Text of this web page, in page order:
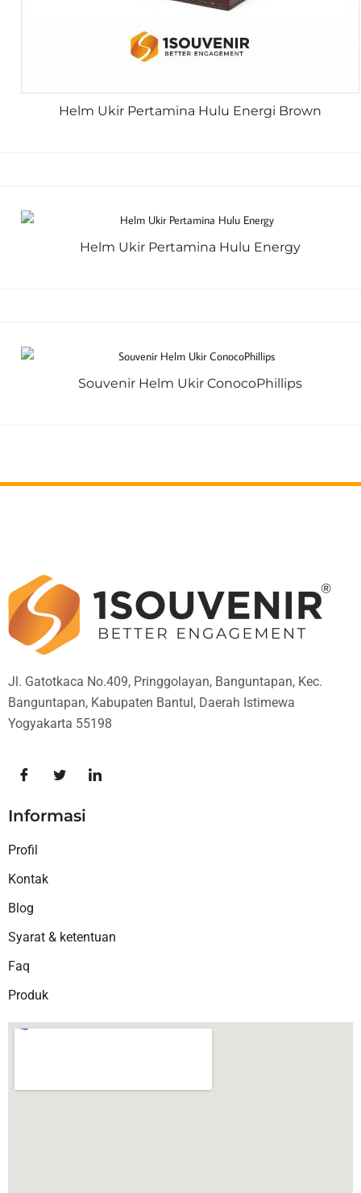
Helm Ukir Pertamina Hulu Energi Brown
Helm Ukir Pertamina Hulu Energy
Souvenir Helm Ukir ConocoPhillips
Jl. Gatotkaca No.409, Pringgolayan, Banguntapan, Kec.
Banguntapan, Kabupaten Bantul, Daerah Istimewa
Yogyakarta 55198
Informasi
Profil
Kontak
Blog
Syarat & ketentuan
Faq
Produk